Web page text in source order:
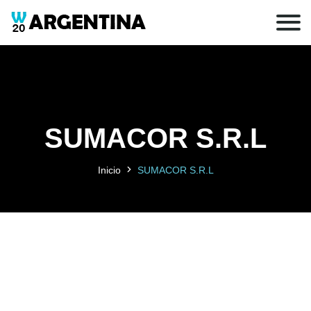
SUMACOR S.R.L
Inicio SUMACOR S.R.L